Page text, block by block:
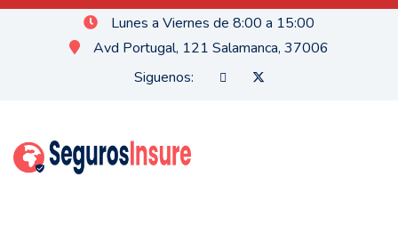
Lunes a Viernes de 8:00 a 15:00
Avd Portugal, 121 Salamanca, 37006
Siguenos: